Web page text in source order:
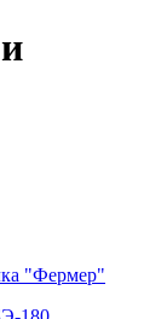
"Фермер"